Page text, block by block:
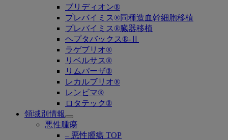
ブリディオン®
プレバイミス®同種造血幹細胞移植
プレバイミス®臓器移植
ヘプタバックス®-Ⅱ
ラゲブリオ®
リベルサス®
リムパーザ®
レカルブリオ®
レンビマ®
ロタテック®
領域別情報
Open
submenu
悪性腫瘍
– 悪性腫瘍 TOP